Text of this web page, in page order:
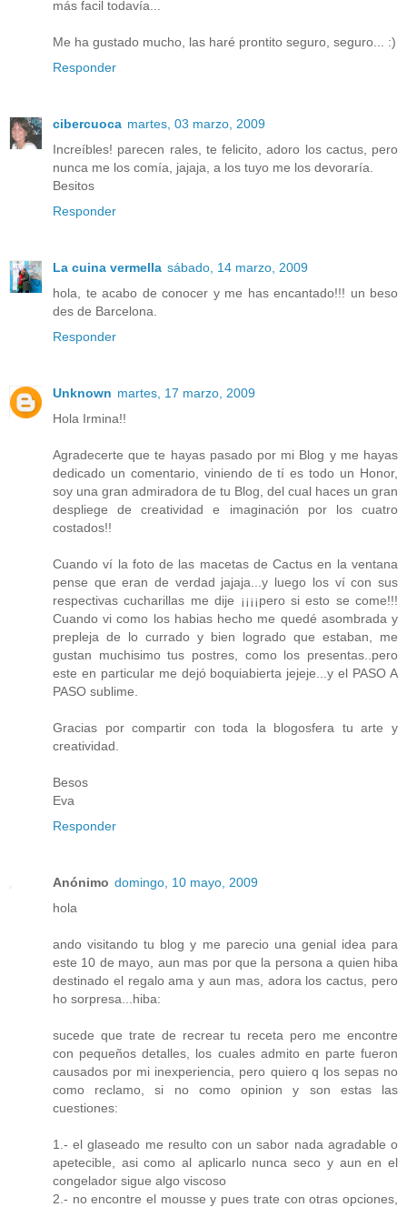
más facil todavía...
Me ha gustado mucho, las haré prontito seguro, seguro... :)
Responder
cibercuoca martes, 03 marzo, 2009
Increíbles! parecen rales, te felicito, adoro los cactus, pero
nunca me los comía, jajaja, a los tuyo me los devoraría.
Besitos
Responder
La cuina vermella sábado, 14 marzo, 2009
hola, te acabo de conocer y me has encantado!!! un beso
des de Barcelona.
Responder
Unknown martes, 17 marzo, 2009
Hola Irmina!!
Agradecerte que te hayas pasado por mi Blog y me hayas
dedicado un comentario, viniendo de tí es todo un Honor,
soy una gran admiradora de tu Blog, del cual haces un gran
despliege de creatividad e imaginación por los cuatro
costados!!
Cuando ví la foto de las macetas de Cactus en la ventana
pense que eran de verdad jajaja...y luego los ví con sus
respectivas cucharillas me dije ¡¡¡¡pero si esto se come!!!
Cuando vi como los habias hecho me quedé asombrada y
prepleja de lo currado y bien logrado que estaban, me
gustan muchisimo tus postres, como los presentas..pero
este en particular me dejó boquiabierta jejeje...y el PASO A
PASO sublime.
Gracias por compartir con toda la blogosfera tu arte y
creatividad.
Besos
Eva
Responder
Anónimo domingo, 10 mayo, 2009
hola
ando visitando tu blog y me parecio una genial idea para
este 10 de mayo, aun mas por que la persona a quien hiba
destinado el regalo ama y aun mas, adora los cactus, pero
ho sorpresa...hiba:
sucede que trate de recrear tu receta pero me encontre
con pequeños detalles, los cuales admito en parte fueron
causados por mi inexperiencia, pero quiero q los sepas no
como reclamo, si no como opinion y son estas las
cuestiones:
1.- el glaseado me resulto con un sabor nada agradable o
apetecible, asi como al aplicarlo nunca seco y aun en el
congelador sigue algo viscoso
2.- no encontre el mousse y pues trate con otras opciones,